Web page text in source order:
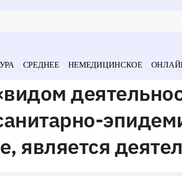
СРЕДНЕЕ НЕМЕДИЦИНСКОЕ
является